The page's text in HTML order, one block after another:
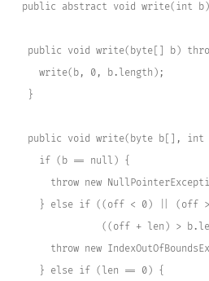
public abstract void write(int b)
public void write(byte[] b)
write(b, 0, b.length);
}
public void write(byte b[], int
if (b == null) {
throw new
} else if ((off < 0) || (off >
((off + len) > b.length)
throw new
} else if (len == 0) {